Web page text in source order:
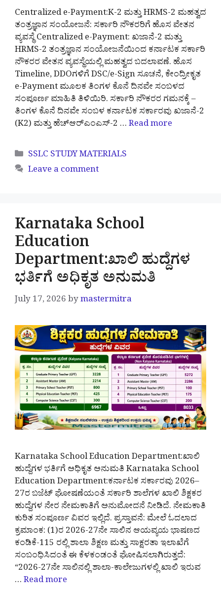
Centralized e-Payment:K-2 ಮತ್ತು HRMS-2 ಮಹತ್ವದ
ತಂತ್ರಜ್ಞಾನ ಸಂಯೋಜನೆ: ಸರ್ಕಾರಿ ನೌಕರರಿಗೆ ಹೊಸ ವೇತನ
ವ್ಯವಸ್ಥೆ Centralized e-Payment: ಖಜಾನೆ-2 ಮತ್ತು
HRMS-2 ತಂತ್ರಜ್ಞಾನ ಸಂಯೋಜನೆಯಿಂದ ಕರ್ನಾಟಕ ಸರ್ಕಾರಿ
ನೌಕರರ ವೇತನ ವ್ಯವಸ್ಥೆಯಲ್ಲಿ ಮಹತ್ವದ ಬದಲಾವಣೆ. ಹೊಸ
Timeline, DDOಗಳಿಗೆ DSC/e-Sign ಸೂಚನೆ, ಕೇಂದ್ರೀಕೃತ
e-Payment ಮೂಲಕ ತಿಂಗಳ ಕೊನೆ ದಿನವೇ ಸಂಬಳದ
ಸಂಪೂರ್ಣ ಮಾಹಿತಿ ತಿಳಿಯಿರಿ. ಸರ್ಕಾರಿ ನೌಕರರ ಗಮನಕ್ಕೆ –
ತಿಂಗಳ ಕೊನೆ ದಿನವೇ ಸಂಬಳ ಕರ್ನಾಟಕ ಸರ್ಕಾರವು ಖಜಾನೆ-2
(K2) ಮತ್ತು ಹೆಚ್‌ಆರ್‌ಎಂಎಸ್-2 …Read more
Categories
SSLC STUDY MATERIALS
Leave a comment
Karnataka School
Education
Department:ಖಾಲಿ ಹುದ್ದೆಗಳ
ಭರ್ತಿಗೆ ಅಧಿಕೃತ ಅನುಮತಿ
July 17, 2026bymastermitra
Karnataka School Education Department:ಖಾಲಿ
ಹುದ್ದೆಗಳ ಭರ್ತಿಗೆ ಅಧಿಕೃತ ಅನುಮತಿ Karnataka School
Education Department:ಕರ್ನಾಟಕ ಸರ್ಕಾರವು 2026–
27ರ ಬಜೆಟ್ ಘೋಷಣೆಯಂತೆ ಸರ್ಕಾರಿ ಶಾಲೆಗಳ ಖಾಲಿ ಶಿಕ್ಷಕರ
ಹುದ್ದೆಗಳ ನೇರ ನೇಮಕಾತಿಗೆ ಅನುಮೋದನೆ ನೀಡಿದೆ. ನೇಮಕಾತಿ
ಕುರಿತ ಸಂಪೂರ್ಣ ವಿವರ ಇಲ್ಲಿದೆ. ಪ್ರಸ್ತಾವನೆ: ಮೇಲೆ ಓದಲಾದ
ಕ್ರಮಾಂಕ: (1)ರ 2026-27ನೇ ಸಾಲಿನ ಆಯವ್ಯಯ ಭಾಷಣದ
ಕಂಡಿಕೆ-115 ರಲ್ಲಿ ಶಾಲಾ ಶಿಕ್ಷಣ ಮತ್ತು ಸಾಕ್ಷರತಾ ಇಲಾಖೆಗೆ
ಸಂಬಂಧಿಸಿದಂತೆ ಈ ಕೆಳಕಂಡಂತೆ ಘೋಷಿಸಲಾಗಿರುತ್ತದೆ:
“2026-27ನೇ ಸಾಲಿನಲ್ಲಿ ಶಾಲಾ-ಕಾಲೇಜುಗಳಲ್ಲಿ ಖಾಲಿ ಇರುವ
…Read more